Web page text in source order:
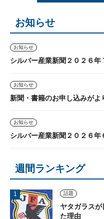
お知らせ
お知らせ
シルバー産業新聞２０２６年
お知らせ
新聞・書籍のお申し込みがよ
お知らせ
シルバー産業新聞２０２６年
週間ランキング
話題
ヤタガラス
た理由